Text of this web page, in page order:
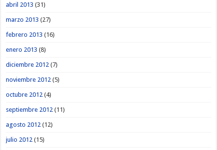
abril 2013 (31)
marzo 2013 (27)
febrero 2013 (16)
enero 2013 (8)
diciembre 2012 (7)
noviembre 2012 (5)
octubre 2012 (4)
septiembre 2012 (11)
agosto 2012 (12)
julio 2012 (15)